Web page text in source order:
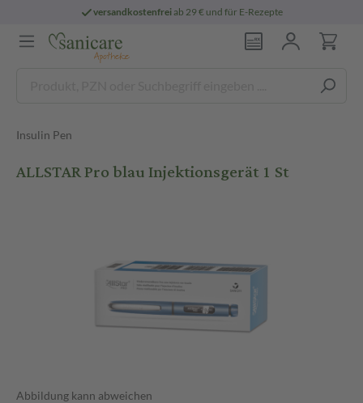
versandkostenfreiab 29 € und für E-Rezepte
Insulin Pen
ALLSTAR Pro blau Injektionsgerät 1 St
Abbildung kann abweichen